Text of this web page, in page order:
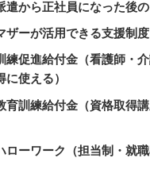
遣から正社員になった後
ザーが活用できる支援制
練促進給付金（看護師・
に使える）
育訓練給付金（資格取得
ローワーク（担当制・就